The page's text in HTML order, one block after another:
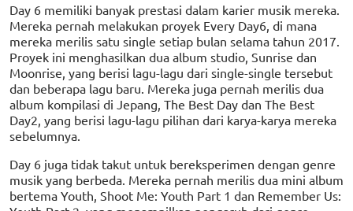
Day 6 memiliki banyak prestasi dalam karier musik mereka.
Mereka pernah melakukan proyek Every Day6, di mana
mereka merilis satu single setiap bulan selama tahun 2017.
Proyek ini menghasilkan dua album studio, Sunrise dan
Moonrise, yang berisi lagu-lagu dari single-single tersebut
dan beberapa lagu baru. Mereka juga pernah merilis dua
album kompilasi di Jepang, The Best Day dan The Best
Day2, yang berisi lagu-lagu pilihan dari karya-karya mereka
sebelumnya.
Day 6 juga tidak takut untuk bereksperimen dengan genre
musik yang berbeda. Mereka pernah merilis dua mini album
bertema Youth, Shoot Me: Youth Part 1 dan Remember Us: